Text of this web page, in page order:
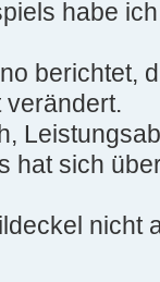
habe
berichtet,
verändert.
hat sich
nicht